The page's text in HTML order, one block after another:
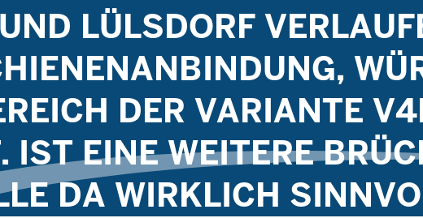
LÜLSDORF
DER VARIANTE
IST EINE WEITERE
DA WIRKLICH